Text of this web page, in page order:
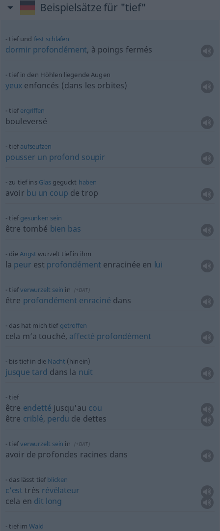
Beispielsätze für "tief"
tief und fest schlafen
dormir profondément, à poings fermés
tief in den Höhlen liegende Augen
yeux enfoncés (dans les orbites)
tiefergriffen
bouleversé
tiefaufseufzen
pousser un profond soupir
zu tief ins Glasgeguckt haben
avoir bu un coup de trop
tiefgesunken sein
être tombé bien bas
dieAngst wurzelt tief in ihm
la peur est profondément enracinée en lui
tiefverwurzelt sein in (+DAT)
être profondément enraciné dans
das hat mich tief getroffen
cela m’a touché, affecté profondément
bis tief in die Nacht (hinein)
jusque tard dans la nuit
tief
être endetté jusqu'au cou
être criblé, perdu de dettes
tiefverwurzelt sein in (+DAT)
avoir de profondes racines dans
das lässt tiefblicken
c’est très révélateur
cela en dit long
tief imWald